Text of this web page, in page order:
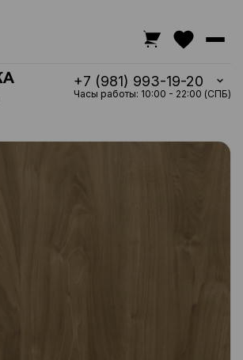
+7 (981) 993-19-20
Часы работы: 10:00 - 22:00 (СПБ)